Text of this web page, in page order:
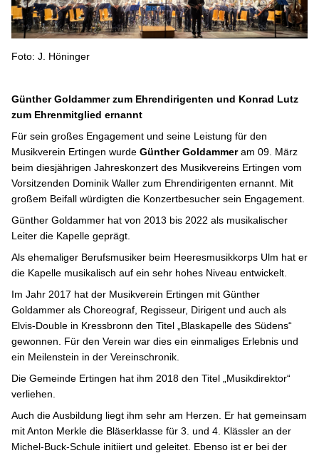
Foto: J. Höninger
Günther Goldammer zum Ehrendirigenten und Konrad Lutz
zum Ehrenmitglied ernannt
Für sein großes Engagement und seine Leistung für den
Musikverein Ertingen wurde Günther Goldammeram 09. März
beim diesjährigen Jahreskonzert des Musikvereins Ertingen vom
Vorsitzenden Dominik Waller zum Ehrendirigenten ernannt. Mit
großem Beifall würdigten die Konzertbesucher sein Engagement.
Günther Goldammer hat von 2013 bis 2022 als musikalischer
Leiter die Kapelle geprägt.
Als ehemaliger Berufsmusiker beim Heeresmusikkorps Ulm hat er
die Kapelle musikalisch auf ein sehr hohes Niveau entwickelt.
Im Jahr 2017 hat der Musikverein Ertingen mit Günther
Goldammer als Choreograf, Regisseur, Dirigent und auch als
Elvis-Double in Kressbronn den Titel „Blaskapelle des Südens“
gewonnen. Für den Verein war dies ein einmaliges Erlebnis und
ein Meilenstein in der Vereinschronik.
Die Gemeinde Ertingen hat ihm 2018 den Titel „Musikdirektor“
verliehen.
Auch die Ausbildung liegt ihm sehr am Herzen. Er hat gemeinsam
mit Anton Merkle die Bläserklasse für 3. und 4. Klässler an der
Michel-Buck-Schule initiiert und geleitet. Ebenso ist er bei der